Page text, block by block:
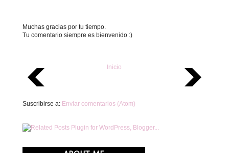
Muchas gracias por tu tiempo.
Tu comentario siempre es bienvenido :)
Inicio
Suscribirse a: Enviar comentarios (Atom)